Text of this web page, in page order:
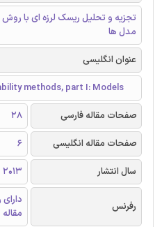
مدل ها
عنوان انگلیسی
methods, part I: Models
صفحات مقاله فارسی
28
صفحات مقاله انگلیسی
6
سال انتشار
2013
رفرنس
مقاله